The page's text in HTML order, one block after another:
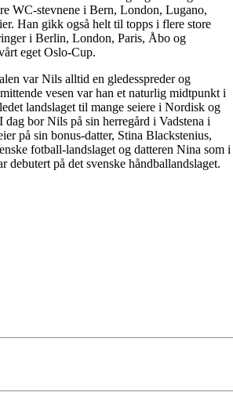
WC-stevnene i Bern, London, Lugano,
Han gikk også helt til topps i flere store
i Berlin, London, Paris, Åbo og
eget Oslo-Cup.
var Nils alltid en gledesspreder og
vesen var han et naturlig midtpunkt i
landslaget til mange seiere i Nordisk og
dag bor Nils på sin herregård i Vadstena i
på sin bonus-datter, Stina Blackstenius,
fotball-landslaget og datteren Nina som i
debutert på det svenske håndballandslaget.